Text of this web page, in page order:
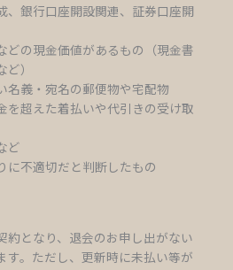
、銀行口座開設関連、証券口座開
どの現金価値があるもの（現金書
）
名義・宛名の郵便物や宅配物
を超えた着払いや代引きの受け取
ど
に不適切だと判断したもの
約となり、退会のお申し出がない
す。ただし、更新時に未払い等が